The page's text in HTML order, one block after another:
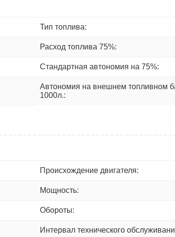
Тип топлива:
Расход топлива 75%:
Стандартная автономия на 75%:
Автономия на внешнем топливном
1000л.:
Происхождение двигателя:
Мощность:
Обороты:
Интервал технического